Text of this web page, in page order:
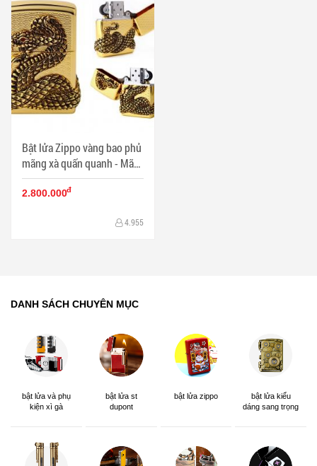
Bật lửa Zippo vàng bao phủ
mãng xà quấn quanh - Mã
SP: ZPC0053
2.800.000đ
4.955
DANH SÁCH CHUYÊN MỤC
bật lửa và phụ
kiện xì gà
bật lửa st
dupont
bật lửa zippo
bật lửa kiểu
dáng sang trọng